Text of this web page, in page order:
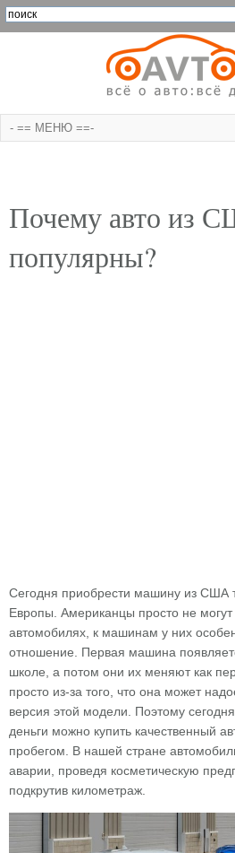
Почему авто из
популярны?
Сегодня приобрести машину из США
Европы. Американцы просто не могут
автомобилях, к машинам у них
отношение. Первая машина
школе, а потом они их меняют как
просто из-за того, что она может
версия этой модели. Поэтому
деньги можно купить качественный
пробегом. В нашей стране
аварии, проведя косметическую
подкрутив километраж.